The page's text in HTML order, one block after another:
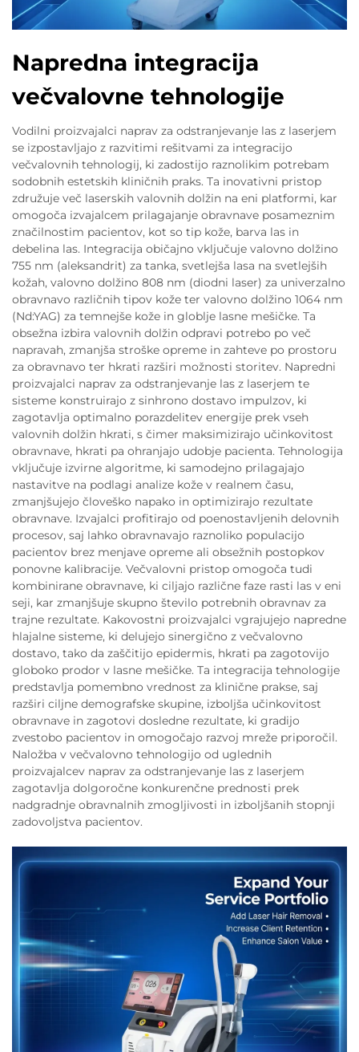
Napredna integracija
večvalovne tehnologije
Vodilni proizvajalci naprav za odstranjevanje las z laserjem
se izpostavljajo z razvitimi rešitvami za integracijo
večvalovnih tehnologij, ki zadostijo raznolikim potrebam
sodobnih estetskih kliničnih praks. Ta inovativni pristop
združuje več laserskih valovnih dolžin na eni platformi, kar
omogoča izvajalcem prilagajanje obravnave posameznim
značilnostim pacientov, kot so tip kože, barva las in
debelina las. Integracija običajno vključuje valovno dolžino
755 nm (aleksandrit) za tanka, svetlejša lasa na svetlejših
kožah, valovno dolžino 808 nm (diodni laser) za univerzalno
obravnavo različnih tipov kože ter valovno dolžino 1064 nm
(Nd:YAG) za temnejše kože in globlje lasne mešičke. Ta
obsežna izbira valovnih dolžin odpravi potrebo po več
napravah, zmanjša stroške opreme in zahteve po prostoru
za obravnavo ter hkrati razširi možnosti storitev. Napredni
proizvajalci naprav za odstranjevanje las z laserjem te
sisteme konstruirajo z sinhrono dostavo impulzov, ki
zagotavlja optimalno porazdelitev energije prek vseh
valovnih dolžin hkrati, s čimer maksimizirajo učinkovitost
obravnave, hkrati pa ohranjajo udobje pacienta. Tehnologija
vključuje izvirne algoritme, ki samodejno prilagajajo
nastavitve na podlagi analize kože v realnem času,
zmanjšujejo človeško napako in optimizirajo rezultate
obravnave. Izvajalci profitirajo od poenostavljenih delovnih
procesov, saj lahko obravnavajo raznoliko populacijo
pacientov brez menjave opreme ali obsežnih postopkov
ponovne kalibracije. Večvalovni pristop omogoča tudi
kombinirane obravnave, ki ciljajo različne faze rasti las v eni
seji, kar zmanjšuje skupno število potrebnih obravnav za
trajne rezultate. Kakovostni proizvajalci vgrajujejo napredne
hlajalne sisteme, ki delujejo sinergično z večvalovno
dostavo, tako da zaščitijo epidermis, hkrati pa zagotovijo
globoko prodor v lasne mešičke. Ta integracija tehnologije
predstavlja pomembno vrednost za klinične prakse, saj
razširi ciljne demografske skupine, izboljša učinkovitost
obravnave in zagotovi dosledne rezultate, ki gradijo
zvestobo pacientov in omogočajo razvoj mreže priporočil.
Naložba v večvalovno tehnologijo od uglednih
proizvajalcev naprav za odstranjevanje las z laserjem
zagotavlja dolgoročne konkurenčne prednosti prek
nadgradnje obravnalnih zmogljivosti in izboljšanih stopnji
zadovoljstva pacientov.